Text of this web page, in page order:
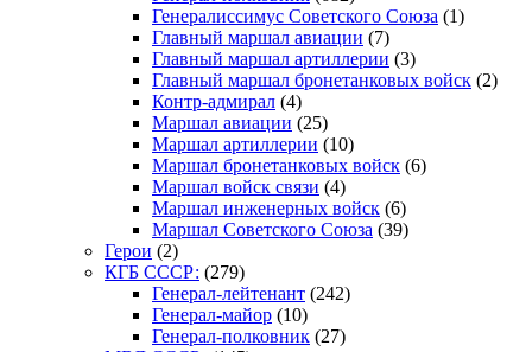
Генералиссимус Советского Союза (1)
Главный маршал авиации (7)
Главный маршал артиллерии (3)
Главный маршал бронетанковых войск (2)
Контр-адмирал (4)
Маршал авиации (25)
Маршал артиллерии (10)
Маршал бронетанковых войск (6)
Маршал войск связи (4)
Маршал инженерных войск (6)
Маршал Советского Союза (39)
Герои (2)
КГБ СССР: (279)
Генерал-лейтенант (242)
Генерал-майор (10)
Генерал-полковник (27)